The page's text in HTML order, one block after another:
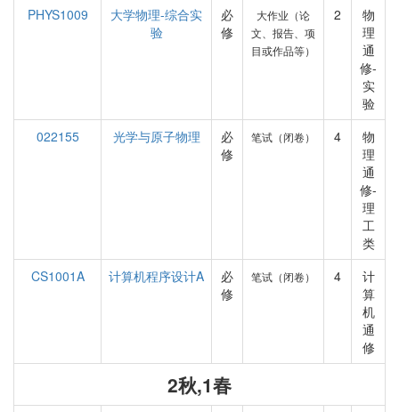
PHYS1009
大学物理-综合实
验
必
修
大作业（论
文、报告、项
目或作品等）
2
物
理
通
修-
实
验
022155
光学与原子物理
必
修
笔试（闭卷） 4
物
理
通
修-
理
工
类
CS1001A
计算机程序设计A
必
修
笔试（闭卷） 4
计
算
机
通
修
2秋,1春